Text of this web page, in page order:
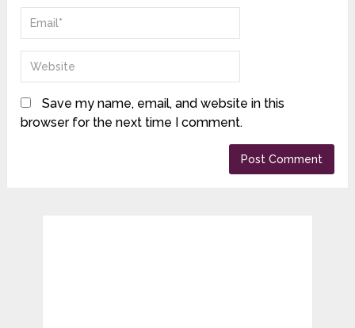
Save my name, email, and website in this
browser for the next time I comment.